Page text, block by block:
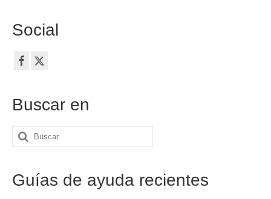
Social
Buscar en
Buscar
Guías de ayuda recientes